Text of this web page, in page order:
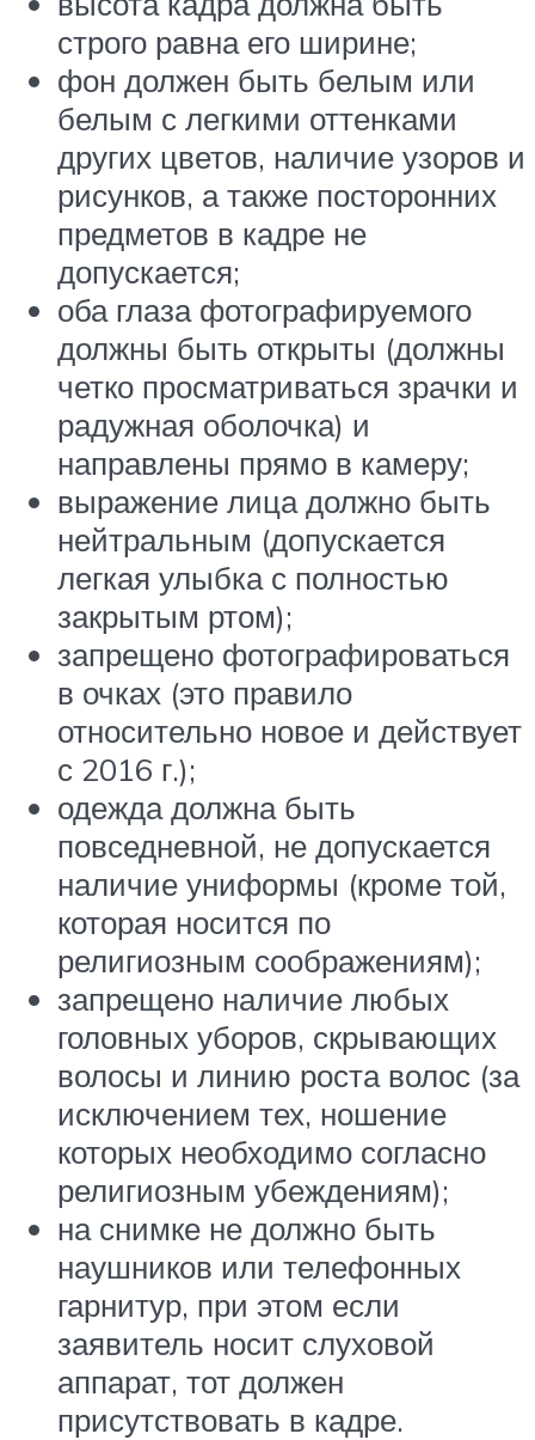
строго равна его ширине;
фон должен быть белым или
белым с легкими оттенками
других цветов, наличие узоров и
рисунков, а также посторонних
предметов в кадре не
допускается;
оба глаза фотографируемого
должны быть открыты (должны
четко просматриваться зрачки и
радужная оболочка) и
направлены прямо в камеру;
выражение лица должно быть
нейтральным (допускается
легкая улыбка с полностью
закрытым ртом);
запрещено фотографироваться
в очках (это правило
относительно новое и действует
с 2016 г.);
одежда должна быть
повседневной, не допускается
наличие униформы (кроме той,
которая носится по
религиозным соображениям);
запрещено наличие любых
головных уборов, скрывающих
волосы и линию роста волос (за
исключением тех, ношение
которых необходимо согласно
религиозным убеждениям);
на снимке не должно быть
наушников или телефонных
гарнитур, при этом если
заявитель носит слуховой
аппарат, тот должен
присутствовать в кадре.